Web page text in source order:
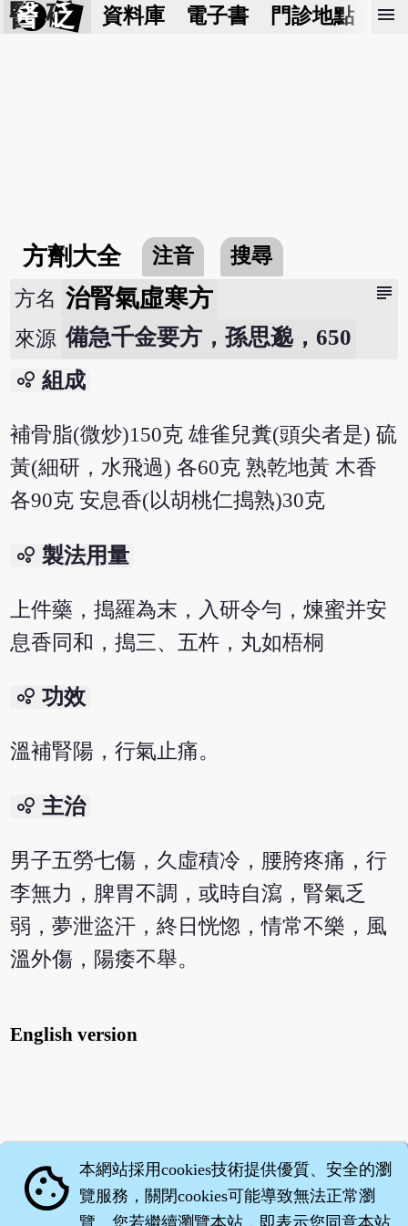
醫 砭 資料庫 電子書 門診地點 預
menu
方劑大全 注音 搜尋
subject
方名 治腎氣虛寒方
來源 備急千金要方，孫思邈，650
bubble_chart 組成
補骨脂(微炒)150克 雄雀兒糞(頭尖者是) 硫
黃(細研，水飛過) 各60克 熟乾地黃 木香
各90克 安息香(以胡桃仁搗熟)30克
bubble_chart 製法用量
上件藥，搗羅為末，入研令勻，煉蜜并安
息香同和，搗三、五杵，丸如梧桐
bubble_chart 功效
溫補腎陽，行氣止痛。
bubble_chart 主治
男子五勞七傷，久虛積冷，腰胯疼痛，行
李無力，脾胃不調，或時自瀉，腎氣乏
弱，夢泄盜汗，終日恍惚，情常不樂，風
溫外傷，陽痿不舉。
English version
cookie 本網站採用cookies技術提供優質、安全的瀏
覽服務，關閉cookies可能導致無法正常瀏
覽。您若繼續瀏覽本站，即表示您同意本站